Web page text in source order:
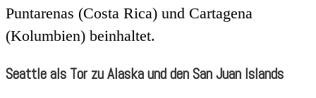
Puntarenas (Costa Rica) und Cartagena
(Kolumbien) beinhaltet.
Seattle als Tor zu Alaska und den San Juan Islands